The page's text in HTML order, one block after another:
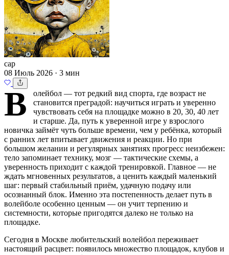
cap
08 Июль 2026 · 3 мин
В
олейбол — тот редкий вид спорта, где возраст не
становится преградой: научиться играть и уверенно
чувствовать себя на площадке можно в 20, 30, 40 лет
и старше. Да, путь к уверенной игре у взрослого
новичка займёт чуть больше времени, чем у ребёнка, который
с ранних лет впитывает движения и реакции. Но при
большом желании и регулярных занятиях прогресс неизбежен:
тело запоминает технику, мозг — тактические схемы, а
уверенность приходит с каждой тренировкой. Главное — не
ждать мгновенных результатов, а ценить каждый маленький
шаг: первый стабильный приём, удачную подачу или
осознанный блок. Именно эта постепенность делает путь в
волейболе особенно ценным — он учит терпению и
системности, которые пригодятся далеко не только на
площадке.
Сегодня в Москве любительский волейбол переживает
настоящий расцвет: появилось множество площадок, клубов и